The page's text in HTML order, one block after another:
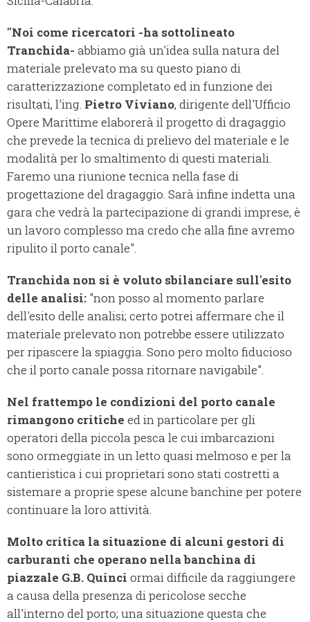
"Noi come ricercatori -ha sottolineato
Tranchida- abbiamo già un'idea sulla natura del
materiale prelevato ma su questo piano di
caratterizzazione completato ed in funzione dei
risultati, l'ing. Pietro Viviano, dirigente dell'Ufficio
Opere Marittime elaborerà il progetto di dragaggio
che prevede la tecnica di prelievo del materiale e le
modalità per lo smaltimento di questi materiali.
Faremo una riunione tecnica nella fase di
progettazione del dragaggio. Sarà infine indetta una
gara che vedrà la partecipazione di grandi imprese, è
un lavoro complesso ma credo che alla fine avremo
ripulito il porto canale".
Tranchida non si è voluto sbilanciare sull'esito
delle analisi: "non posso al momento parlare
dell'esito delle analisi; certo potrei affermare che il
materiale prelevato non potrebbe essere utilizzato
per ripascere la spiaggia. Sono pero molto fiducioso
che il porto canale possa ritornare navigabile".
Nel frattempo le condizioni del porto canale
rimangono critiche ed in particolare per gli
operatori della piccola pesca le cui imbarcazioni
sono ormeggiate in un letto quasi melmoso e per la
cantieristica i cui proprietari sono stati costretti a
sistemare a proprie spese alcune banchine per potere
continuare la loro attività.
Molto critica la situazione di alcuni gestori di
carburanti che operano nella banchina di
piazzale G.B. Quinci ormai difficile da raggiungere
a causa della presenza di pericolose secche
all'interno del porto; una situazione questa che